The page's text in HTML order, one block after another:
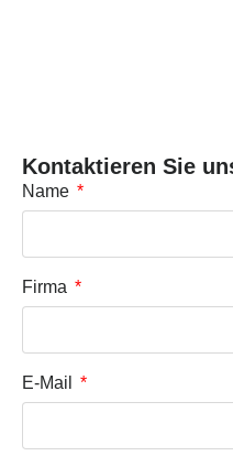
Kontaktieren Sie
Name
Firma
E-Mail